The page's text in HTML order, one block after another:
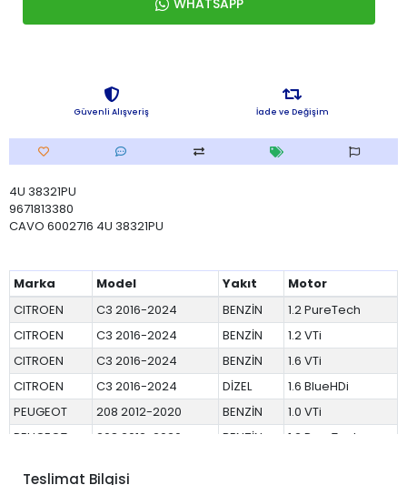
WHATSAPP
Güvenli Alışveriş İade ve Değişim
4U 38321PU
9671813380
CAVO 6002716 4U 38321PU
Marka Model Yakıt
Motor
CITROEN
C3 2016-2024 BENZİN
1.2 PureTech
CITROEN
C3 2016-2024 BENZİN
1.2 VTi
CITROEN
C3 2016-2024 BENZİN
1.6 VTi
CITROEN
C3 2016-2024 DİZEL
1.6 BlueHDi
PEUGEOT
208 2012-2020 BENZİN
1.0 VTi
PEUGEOT
208 2012-2020 BENZİN
1.2 PureTech
Teslimat Bilgisi